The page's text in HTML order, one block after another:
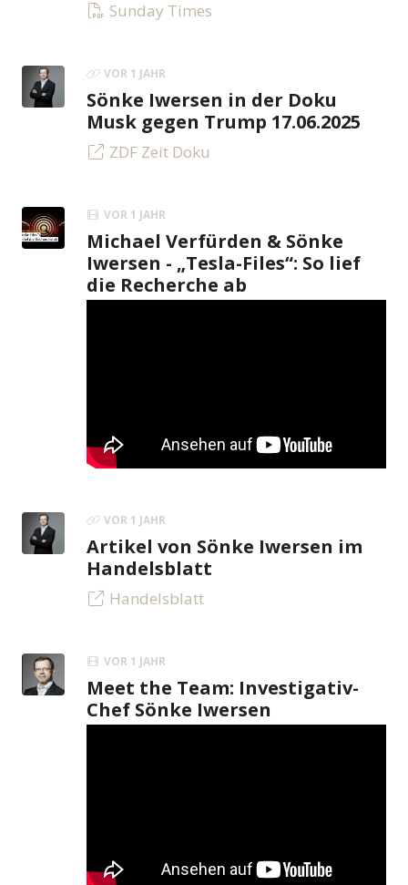
Sunday Times
VOR 1 JAHR
Sönke Iwersen in der Doku
Musk gegen Trump 17.06.2025
ZDF Zeit Doku
VOR 1 JAHR
Michael Verfürden & Sönke
Iwersen - „Tesla-Files“: So lief
die Recherche ab
VOR 1 JAHR
Artikel von Sönke Iwersen im
Handelsblatt
Handelsblatt
VOR 1 JAHR
Meet the Team: Investigativ-
Chef Sönke Iwersen